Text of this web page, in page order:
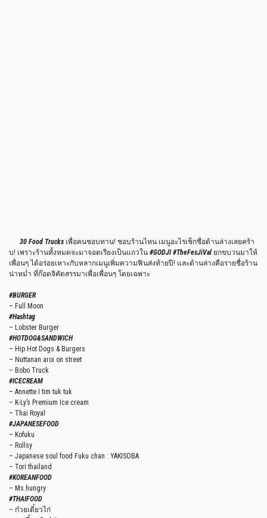
30 Food Trucks เพื่อคนชอบทาน! ชอบร้านไหน เมนูอะไรเช็กชื่อด้านล่างเลยคร้า
บ! เพราะร้านทั้งหมดจะมาจอดเรียงเป็นแถวใน #GODJI #TheFesJiVal ยกขบวนมาให้
เพื่อนๆ ได้อร่อยเหาะกับหลากเมนูเพิ่มความฟินส่งท้ายปี! และด้านล่างคือรายชื่อร้าน
น่าหม่ำ ที่ก๊อดจิคัดสรรมาเพื่อเพื่อนๆ โดยเฉพาะ
#BURGER
– Full Moon
#Hashtag
– Lobster Burger
#HOTDOG&SANDWICH
– Hip Hot Dogs & Burgers
– Nuttanan aroi on street
– Bobo Truck
#ICECREAM
– Annette I tim tuk tuk
– K-Ly’s Premium Ice cream
– Thai Royal
#JAPANESEFOOD
– Kofuku
– Rollsy
– Japanese soul food Fuku chan : YAKISOBA
– Tori thailand
#KOREANFOOD
– Ms.hungry
#THAIFOOD
– ก๋วยเตี๋ยวไก่